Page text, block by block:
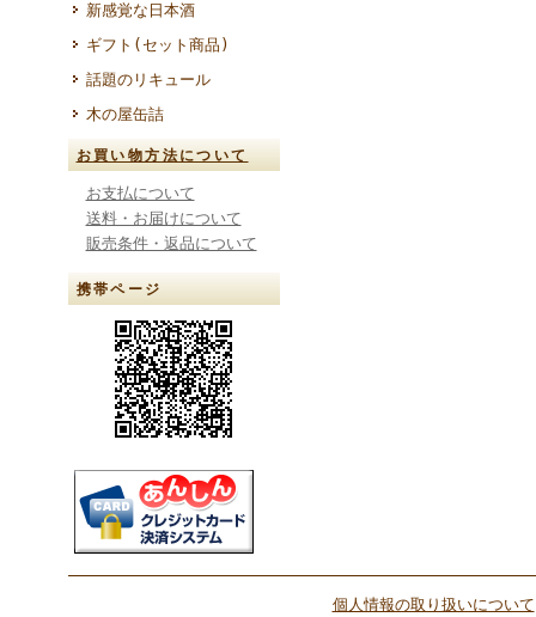
新感覚な日本酒
ギフト(セット商品)
話題のリキュール
木の屋缶詰
お買い物方法について
お支払について
送料・お届けについて
販売条件・返品について
携帯ページ
個人情報の取り扱いについて